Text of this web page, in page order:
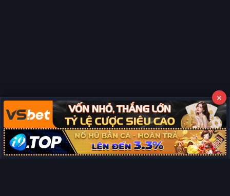
Copyright © 2026 Phim Full HD
×